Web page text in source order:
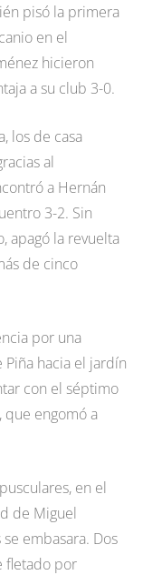
pisó la primera
en el
hicieron
a su club 3-0.
los de casa
al
a Hernán
3-2. Sin
apagó la revuelta
de cinco
por una
hacia el jardín
con el séptimo
que engomó a
en el
de Miguel
embasara. Dos
fletado por